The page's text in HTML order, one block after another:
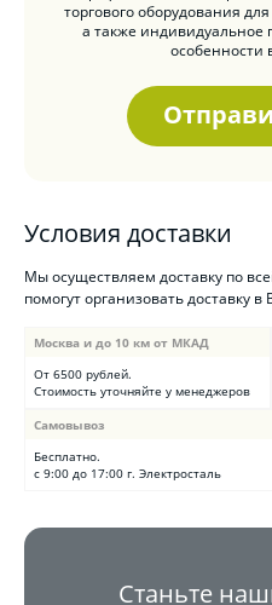
торгового оборудования
а также
особенности
Условия доставки
Мы осуществляем доставку по
помогут организовать доставку
Москва и до 10 км от МКАД
От 6500 рублей.
Стоимость уточняйте у менеджеров
Самовывоз
Бесплатно.
с 9:00 до 17:00 г. Электросталь
Станьте